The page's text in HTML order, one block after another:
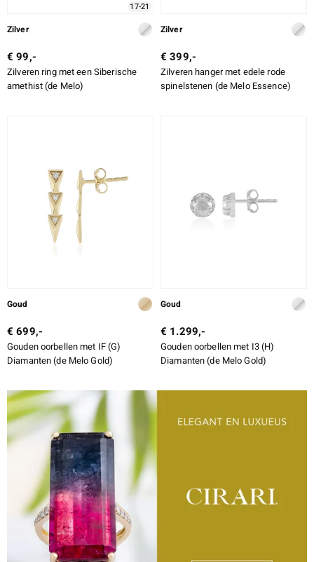
17-21
Zilver
€ 99,-
Zilveren ring met een Siberische
amethist (de Melo)
Zilver
€ 399,-
Zilveren hanger met edele rode
spinelstenen (de Melo Essence)
Goud
€ 699,-
Gouden oorbellen met IF (G)
Diamanten (de Melo Gold)
Goud
€ 1.299,-
Gouden oorbellen met I3 (H)
Diamanten (de Melo Gold)